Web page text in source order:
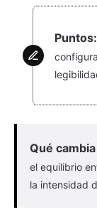
Puntos:
Qué
el equilibrio
la intensidad